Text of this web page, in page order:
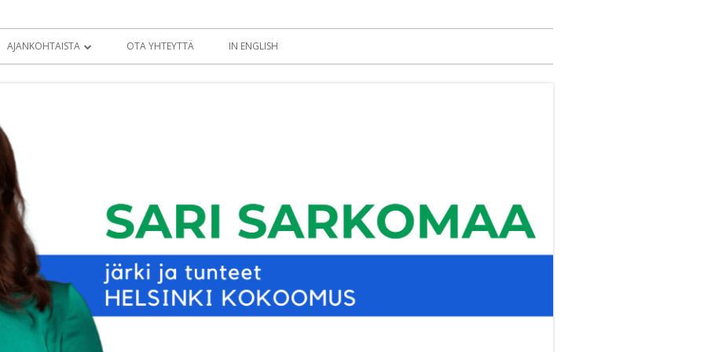
AJANKOHTAISTA
EDUSKUNTATERVEISET
EDUSKUNTA
OTA YHTEYTTÄ IN ENGLISH